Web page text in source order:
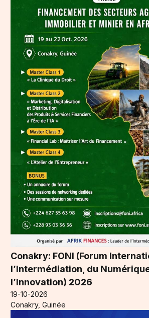
Conakry: FONI (Forum
l’Intermédiation, du
l’Innovation) 2026
19-10-2026
Conakry, Guinée